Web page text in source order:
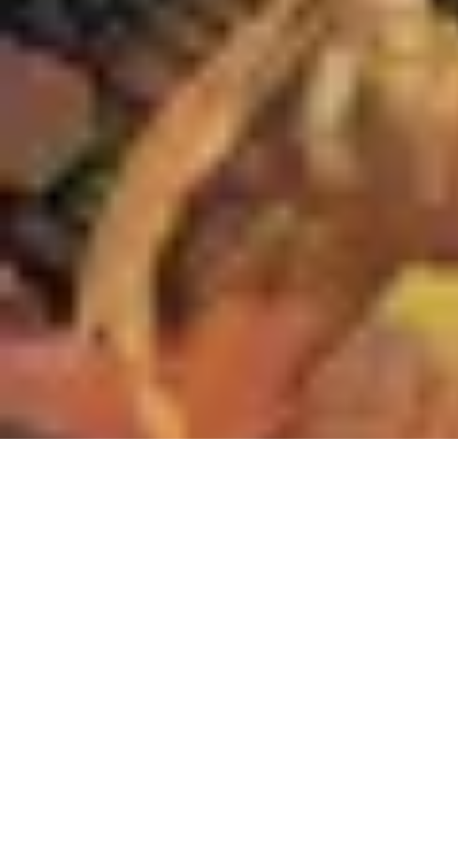
Tech Culture Mag
Culture Numérique
TendancesÉducation et Technologie
Tech Culture Mag